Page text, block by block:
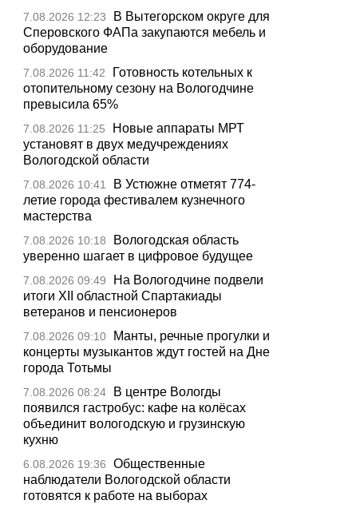
7.08.2026 12:23
В Вытегорском округе для
Сперовского ФАПа закупаются мебель и
оборудование
7.08.2026 11:42
Готовность котельных к
отопительному сезону на Вологодчине
превысила 65%
7.08.2026 11:25
Новые аппараты МРТ
установят в двух медучреждениях
Вологодской области
7.08.2026 10:41
В Устюжне отметят 774-
летие города фестивалем кузнечного
мастерства
7.08.2026 10:18
Вологодская область
уверенно шагает в цифровое будущее
7.08.2026 09:49
На Вологодчине подвели
итоги XII областной Спартакиады
ветеранов и пенсионеров
7.08.2026 09:10
Манты, речные прогулки и
концерты музыкантов ждут гостей на Дне
города Тотьмы
7.08.2026 08:24
В центре Вологды
появился гастробус: кафе на колёсах
объединит вологодскую и грузинскую
кухню
6.08.2026 19:36
Общественные
наблюдатели Вологодской области
готовятся к работе на выборах